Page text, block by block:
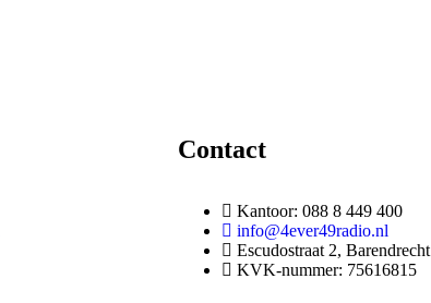
Contact
Kantoor: 088 8 449 400
info@4ever49radio.nl
Escudostraat 2, Barendrecht
KVK-nummer: 75616815